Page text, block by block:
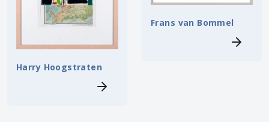
Harry Hoogstraten
Frans van Bommel